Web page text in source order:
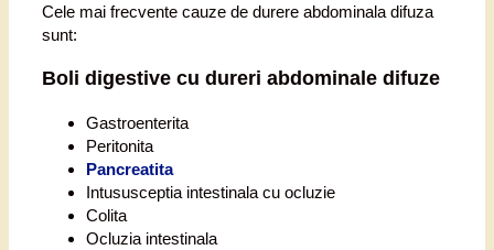
Cele mai frecvente cauze de durere abdominala difuza
sunt:
Boli digestive cu dureri abdominale difuze
Gastroenterita
Peritonita
Pancreatita
Intususceptia intestinala cu ocluzie
Colita
Ocluzia intestinala